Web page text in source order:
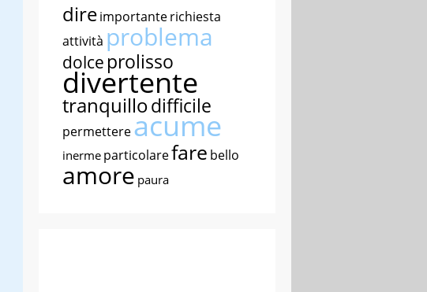
direimportanterichiesta
attività problema
dolce prolisso
divertente
tranquillodifficile
permettereacume
inerme particolarefare bello
amore paura